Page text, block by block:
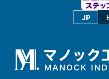
JP